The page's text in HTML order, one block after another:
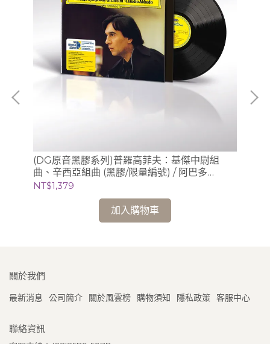
(DG原音黑膠系列)普羅高菲夫：基傑中尉組
曲、辛西亞組曲 (黑膠/限量編號) / 阿巴多
Claudio Abbado (指揮) 芝加哥交響樂團
NT$1,379
加入購物車
關於我們
最新消息 公司簡介 關於風雲榜 購物須知 隱私政策 客服中心
聯絡資訊